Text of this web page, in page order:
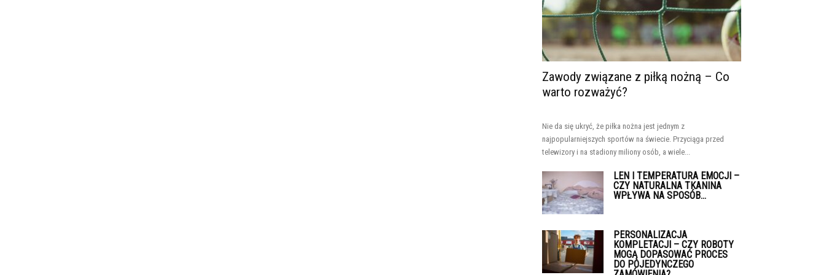
Zawody związane z piłką nożną – Co
warto rozważyć?
Nie da się ukryć, że piłka nożna jest jednym z
najpopularniejszych sportów na świecie. Przyciąga przed
telewizory i na stadiony miliony osób, a wiele...
LEN I TEMPERATURA EMOCJI –
CZY NATURALNA TKANINA
WPŁYWA NA SPOSÓB...
PERSONALIZACJA
KOMPLETACJI – CZY ROBOTY
MOGĄ DOPASOWAĆ PROCES
DO POJEDYNCZEGO